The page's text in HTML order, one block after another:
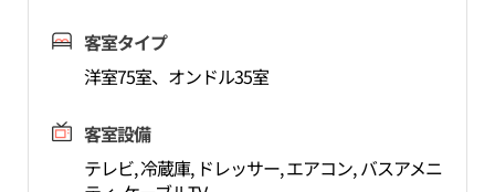
客室タイプ
洋室75室、オンドル35室
客室設備
テレビ, 冷蔵庫, ドレッサー, エアコン, バスアメニ